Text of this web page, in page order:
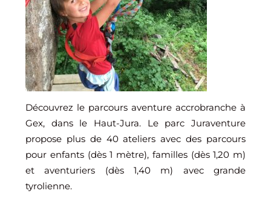
Découvrez le parcours aventure accrobranche à
Gex, dans le Haut-Jura. Le parc Juraventure
propose plus de 40 ateliers avec des parcours
pour enfants (dès 1 mètre), familles (dès 1,20 m)
et aventuriers (dès 1,40 m) avec grande
tyrolienne.